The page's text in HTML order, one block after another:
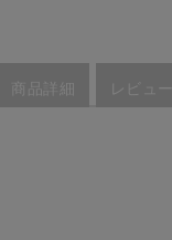
商品詳細 レビュー